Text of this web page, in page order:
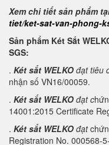
Xem chi tiết sản phẩm
tiet/ket-sat-van-phong-
Sản phẩm Két Sắt
SGS:
. Két sắt WELKO đạt tiêu
nhận số VN16/00059.
. Két sắt WELKO đạt c
14001:2015 Certificate
. Két sắt WELKO đạt
Registration No. 000568-